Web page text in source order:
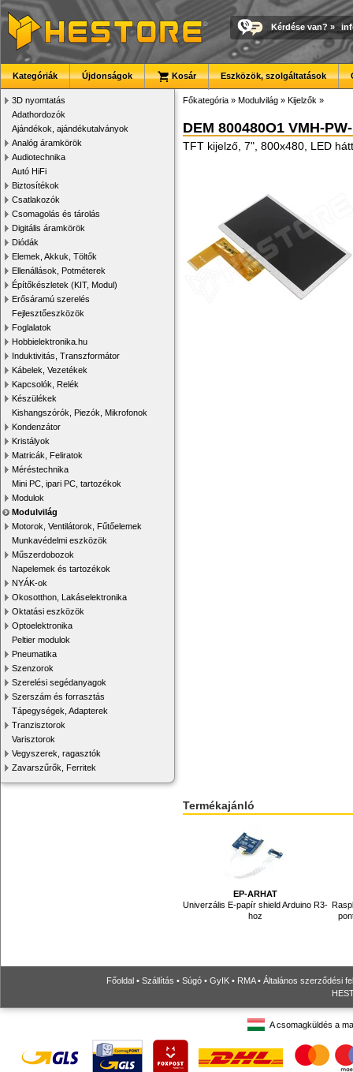
Kérdése van? »
Kategóriák Újdonságok Kosár Eszközök, szolgáltatások
3D nyomtatás
Adathordozók
Ajándékok, ajándékutalványok
Analóg áramkörök
Audiotechnika
Autó HiFi
Biztosítékok
Csatlakozók
Csomagolás és tárolás
Digitális áramkörök
Diódák
Elemek, Akkuk, Töltők
Ellenállások, Potméterek
Építőkészletek (KIT, Modul)
Erősáramú szerelés
Fejlesztőeszközök
Foglalatok
Hobbielektronika.hu
Induktivitás, Transzformátor
Kábelek, Vezetékek
Kapcsolók, Relék
Készülékek
Kishangszórók, Piezók, Mikrofonok
Kondenzátor
Kristályok
Matricák, Feliratok
Méréstechnika
Mini PC, ipari PC, tartozékok
Modulok
Modulvilág
Motorok, Ventilátorok, Fűtőelemek
Munkavédelmi eszközök
Műszerdobozok
Napelemek és tartozékok
NYÁK-ok
Okosotthon, Lakáselektronika
Oktatási eszközök
Optoelektronika
Peltier modulok
Pneumatika
Szenzorok
Szerelési segédanyagok
Szerszám és forrasztás
Tápegységek, Adapterek
Tranzisztorok
Varisztorok
Vegyszerek, ragasztók
Zavarszűrők, Ferritek
Főkategória » Modulvilág » Kijelzők »
DEM 800480O1 VMH-
TFT kijelző, 7", 800x480, LED
Termékajánló
EP-ARHAT
Univerzális E-papír shield Arduino R3-
hoz
Főoldal • Szállítás • Súgó • GyIK • RMA• Általános szerződési
A csomagküldés a